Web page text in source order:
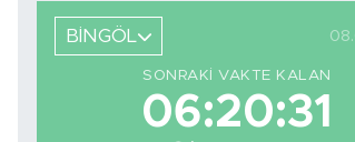
BİNGÖL
SONRAKI VAKTE KALAN
06:20:31